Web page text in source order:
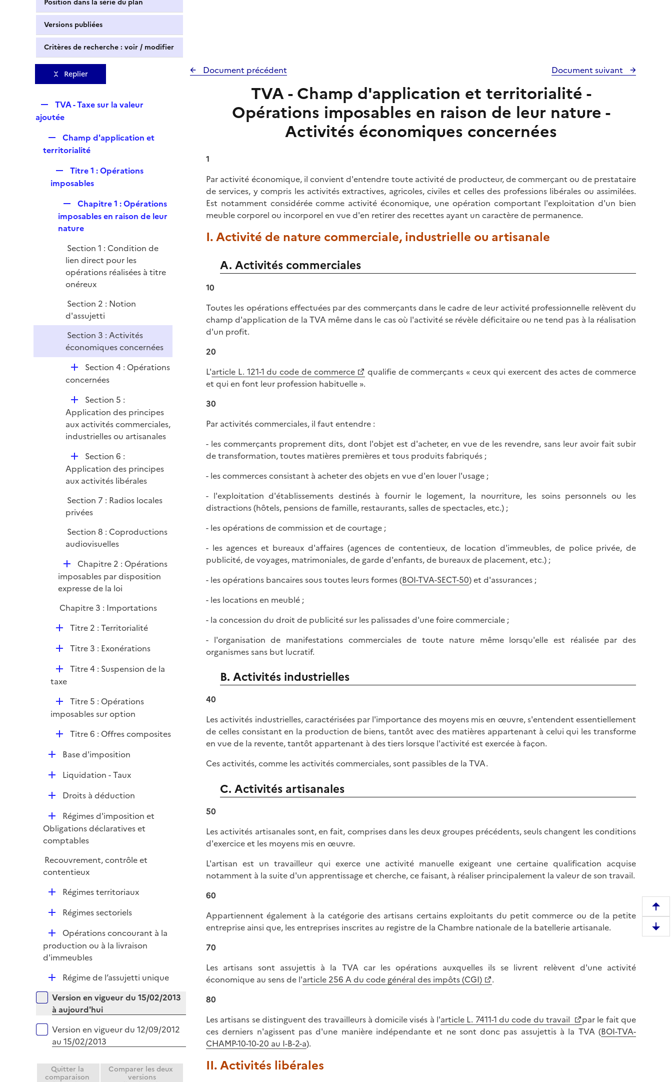
Position dans la série du plan
Versions publiées
Critères de recherche : voir / modifier
Replier
e
l
i
TVA - Taxe sur la valeur
ajoutée
e
l
i
Champ d'application et
territorialité
e
l
i
e
Titre 1 : Opérations
imposables
e
p
i
e
r
Chapitre 1 : Opérations
imposables en raison de leur
nature
Section 1 : Condition de
lien direct pour les
opérations réalisées à titre
onéreux
Section 2 : Notion
d'assujetti
Section 3 : Activités
économiques concernées
D
é
i
e
r
Section 4 : Opérations
concernées
D
é
p
l
r
Section 5 :
Application des principes
aux activités commerciales,
industrielles ou artisanales
D
é
p
i
e
r
Section 6 :
Application des principes
aux activités libérales
Section 7 : Radios locales
privées
Section 8 : Coproductions
audiovisuelles
D
é
p
i
e
Chapitre 2 : Opérations
imposables par disposition
expresse de la loi
Chapitre 3 : Importations
D
e
Titre 2 : Territorialité
D
l
r
Titre 3 : Exonérations
D
é
i
Titre 4 : Suspension de la
taxe
D
é
i
e
r
Titre 5 : Opérations
imposables sur option
D
p
i
e
Titre 6 : Offres composites
D
r
Base d'imposition
D
i
e
r
Liquidation - Taux
D
l
i
r
Droits à déduction
D
é
p
i
e
Régimes d'imposition et
Obligations déclaratives et
comptables
Recouvrement, contrôle et
contentieux
D
e
r
Régimes territoriaux
D
l
i
Régimes sectoriels
D
é
p
e
r
Opérations concourant à la
production ou à la livraison
d'immeubles
D
p
l
i
r
Régime de l’assujetti unique
Versions sur la période
Version en vigueur du 15/02/2013
à aujourd'hui
Version en vigueur du 12/09/2012
au 15/02/2013
Quitter la
comparaison
Comparer les deux
versions
Document précédent Document suivant
TVA - Champ d'application et territorialité -
Opérations imposables en raison de leur nature -
Activités économiques concernées
1
Par activité économique, il convient d'entendre toute activité de producteur, de commerçant ou de prestataire
de services, y compris les activités extractives, agricoles, civiles et celles des professions libérales ou assimilées.
Est notamment considérée comme activité économique, une opération comportant l'exploitation d'un bien
meuble corporel ou incorporel en vue d'en retirer des recettes ayant un caractère de permanence.
I. Activité de nature commerciale, industrielle ou artisanale
A. Activités commerciales
10
Toutes les opérations effectuées par des commerçants dans le cadre de leur activité professionnelle relèvent du
champ d'application de la TVA même dans le cas où l'activité se révèle déficitaire ou ne tend pas à la réalisation
d'un profit.
20
L'article L. 121-1 du code de commerce
qualifie de commerçants « ceux qui exercent des actes de commerce
et qui en font leur profession habituelle ».
30
Par activités commerciales, il faut entendre :
- les commerçants proprement dits, dont l'objet est d'acheter, en vue de les revendre, sans leur avoir fait subir
de transformation, toutes matières premières et tous produits fabriqués ;
- les commerces consistant à acheter des objets en vue d'en louer l'usage ;
- l'exploitation d'établissements destinés à fournir le logement, la nourriture, les soins personnels ou les
distractions (hôtels, pensions de famille, restaurants, salles de spectacles, etc.) ;
- les opérations de commission et de courtage ;
- les agences et bureaux d'affaires (agences de contentieux, de location d'immeubles, de police privée, de
publicité, de voyages, matrimoniales, de garde d'enfants, de bureaux de placement, etc.) ;
- les opérations bancaires sous toutes leurs formes (BOI-TVA-SECT-50) et d'assurances ;
- les locations en meublé ;
- la concession du droit de publicité sur les palissades d'une foire commerciale ;
- l'organisation de manifestations commerciales de toute nature même lorsqu'elle est réalisée par des
organismes sans but lucratif.
B. Activités industrielles
40
Les activités industrielles, caractérisées par l'importance des moyens mis en œuvre, s'entendent essentiellement
de celles consistant en la production de biens, tantôt avec des matières appartenant à celui qui les transforme
en vue de la revente, tantôt appartenant à des tiers lorsque l'activité est exercée à façon.
Ces activités, comme les activités commerciales, sont passibles de la TVA.
C. Activités artisanales
50
Les activités artisanales sont, en fait, comprises dans les deux groupes précédents, seuls changent les conditions
d'exercice et les moyens mis en œuvre.
L'artisan est un travailleur qui exerce une activité manuelle exigeant une certaine qualification acquise
notamment à la suite d'un apprentissage et cherche, ce faisant, à réaliser principalement la valeur de son travail.
60
Appartiennent également à la catégorie des artisans certains exploitants du petit commerce ou de la petite
entreprise ainsi que, les entreprises inscrites au registre de la Chambre nationale de la batellerie artisanale.
70
Les artisans sont assujettis à la TVA car les opérations auxquelles ils se livrent relèvent d'une activité
économique au sens de l'article 256 A du code général des impôts (CGI)
.
80
Les artisans se distinguent des travailleurs à domicile visés à l'article L. 7411-1 du code du travail
par le fait que
ces derniers n'agissent pas d'une manière indépendante et ne sont donc pas assujettis à la TVA (BOI-TVA-
CHAMP-10-10-20 au I-B-2-a).
II. Activités libérales
e
m
D